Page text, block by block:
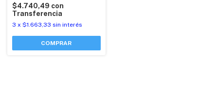
$4.740,49 con
Transferencia
3 x $1.663,33 sin interés